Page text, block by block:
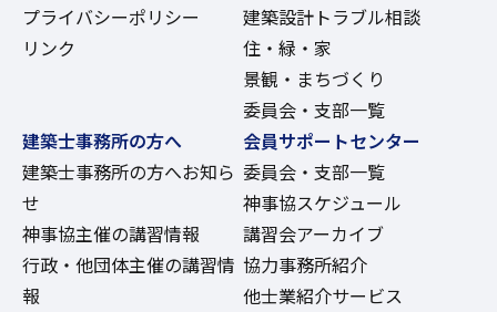
プライバシーポリシー
リンク
建築設計トラブル相談
住・緑・家
景観・まちづくり
委員会・支部一覧
建築士事務所の方へ
建築士事務所の方へお知ら
せ
神事協主催の講習情報
行政・他団体主催の講習情
報
会員サポートセンター
委員会・支部一覧
神事協スケジュール
講習会アーカイブ
協力事務所紹介
他士業紹介サービス